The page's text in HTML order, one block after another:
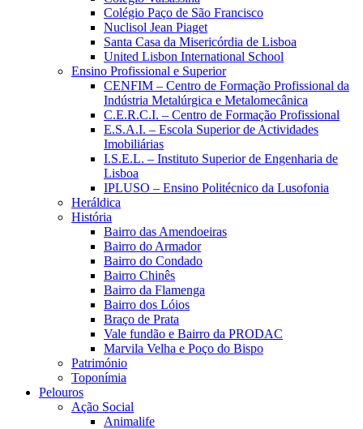
Colégio Paço de São Francisco
Nuclisol Jean Piaget
Santa Casa da Misericórdia de Lisboa
United Lisbon International School
Ensino Profissional e Superior
CENFIM – Centro de Formação Profissional da
Indústria Metalúrgica e Metalomecânica
C.E.R.C.I. – Centro de Formação Profissional
E.S.A.I. – Escola Superior de Actividades
Imobiliárias
I.S.E.L. – Instituto Superior de Engenharia de
Lisboa
IPLUSO – Ensino Politécnico da Lusofonia
Heráldica
História
Bairro das Amendoeiras
Bairro do Armador
Bairro do Condado
Bairro Chinês
Bairro da Flamenga
Bairro dos Lóios
Braço de Prata
Vale fundão e Bairro da PRODAC
Marvila Velha e Poço do Bispo
Património
Toponímia
Pelouros
Ação Social
Animalife